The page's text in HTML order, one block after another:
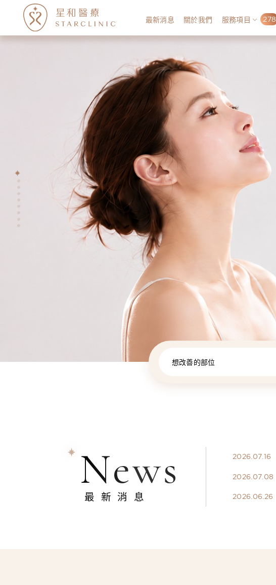
最新消息 關於我們 服務項目 278
想改善的部位
News
最新消息
2026.07.16
2026.07.08
2026.06.26